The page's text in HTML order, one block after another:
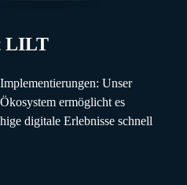
LILT
Unser
ermöglicht es
digitale Erlebnisse schnell